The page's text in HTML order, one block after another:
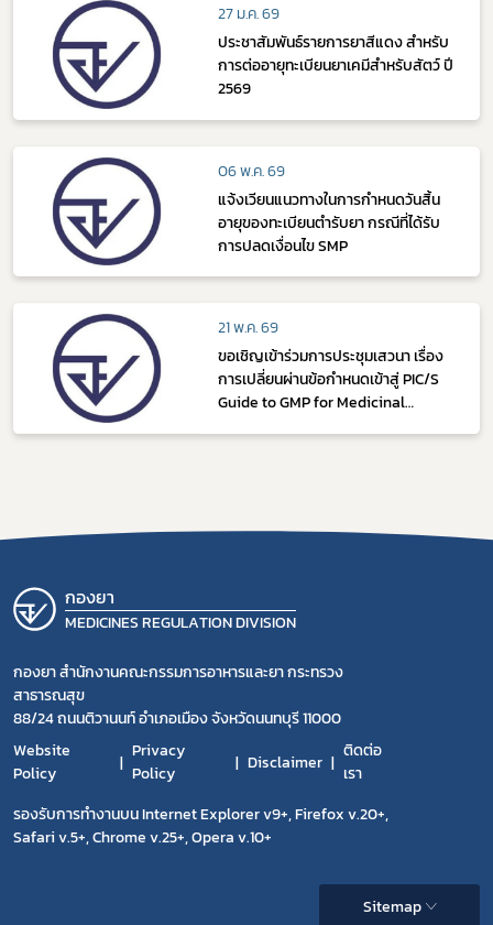
27 ม.ค. 69
ประชาสัมพันธ์รายการยาสีแดง สำหรับ
การต่ออายุทะเบียนยาเคมีสำหรับสัตว์ ปี
2569
06 พ.ค. 69
แจ้งเวียนแนวทางในการกำหนดวันสิ้น
อายุของทะเบียนตำรับยา กรณีที่ได้รับ
การปลดเงื่อนไข SMP
21 พ.ค. 69
ขอเชิญเข้าร่วมการประชุมเสวนา เรื่อง
การเปลี่ยนผ่านข้อกำหนดเข้าสู่ PIC/S
Guide to GMP for Medicinal
กองยา
MEDICINES REGULATION DIVISION
กองยา สำนักงานคณะกรรมการอาหารและยา กระทรวง
สาธารณสุข
88/24 ถนนติวานนท์ อำเภอเมือง จังหวัดนนทบุรี 11000
Website
Policy
Privacy
Policy
Disclaimer
ติดต่อ
เรา
รองรับการทำงานบน Internet Explorer v9+, Firefox v.20+,
Safari v.5+, Chrome v.25+, Opera v.10+
Sitemap